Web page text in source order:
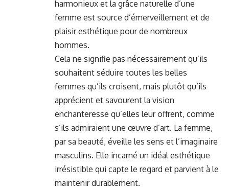
harmonieux et la grâce naturelle d’une
femme est source d’émerveillement et de
plaisir esthétique pour de nombreux
hommes.
Cela ne signifie pas nécessairement qu’ils
souhaitent séduire toutes les belles
femmes qu’ils croisent, mais plutôt qu’ils
apprécient et savourent la vision
enchanteresse qu’elles leur offrent, comme
s’ils admiraient une œuvre d’art. La femme,
par sa beauté, éveille les sens et l’imaginaire
masculins. Elle incarné un idéal esthétique
irrésistible qui capte le regard et parvient à le
maintenir durablement.